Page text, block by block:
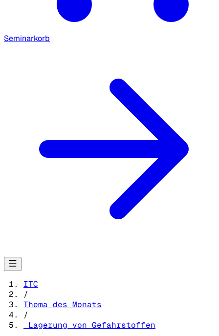
Seminarkorb
ITC
/
Thema des Monats
/
Lagerung von Gefahrstoffen